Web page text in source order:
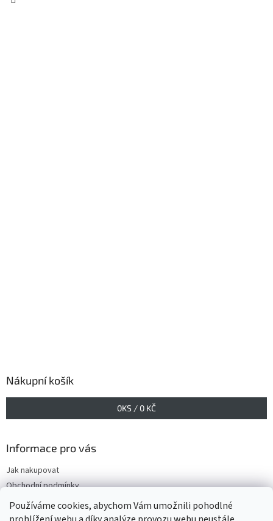
Používáme cookies, abychom Vám umožnili pohodlné
Nákupní košík
0KS / 0 KČ
Informace pro vás
Jak nakupovat
Obchodní podmínky
Podmínky ochrany osobních údajů